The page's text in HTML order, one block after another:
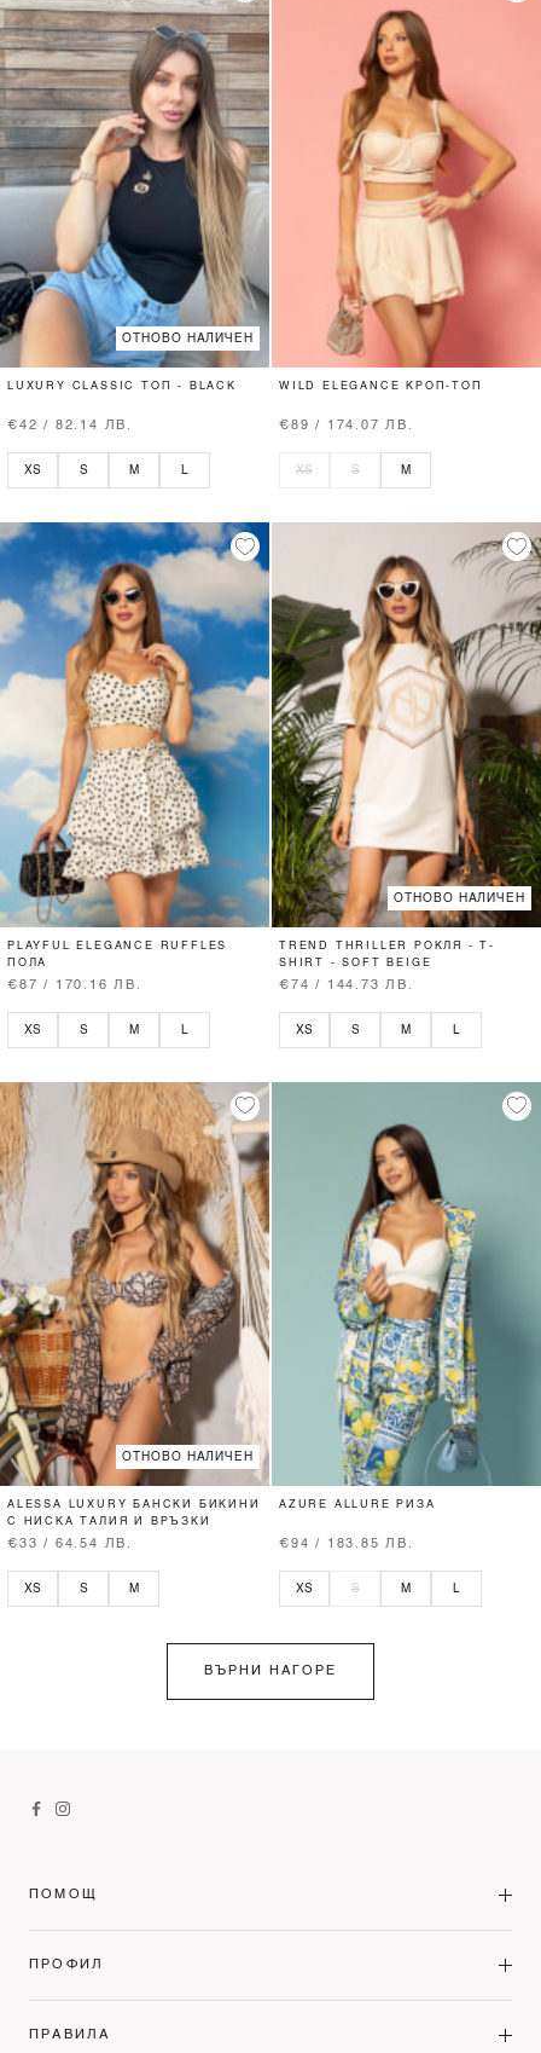
ОТНОВО НАЛИЧЕН
LUXURY CLASSIC ТОП - BLACK
€42 / 82.14 ЛВ.
XS S M L
WILD ELEGANCE КРОП-ТОП
€89 / 174.07 ЛВ.
XS S M
PLAYFUL ELEGANCE RUFFLES
ПОЛА
€87 / 170.16 ЛВ.
XS S M
ОТНОВО НАЛИЧЕН
TREND THRILLER РОКЛЯ - T-
SHIRT - SOFT BEIGE
€74 / 144.73 ЛВ.
XS S M
ОТНОВО НАЛИЧЕН
ALESSA LUXURY БАНСКИ БИКИНИ
С НИСКА ТАЛИЯ И ВРЪЗКИ
€33 / 64.54 ЛВ.
XS S M
AZURE ALLURE РИЗА
€94 / 183.85 ЛВ.
XS S M L
ВЪРНИ НАГОРЕ
ПОМОЩ
ПРОФИЛ
ПРАВИЛА